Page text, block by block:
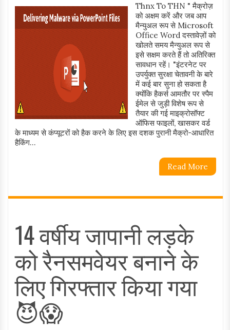
Thnx To THN " मैक्रोज़
को अक्षम करें और जब आप
मैन्युअल रूप से Microsoft
Office Word दस्तावेज़ों को
खोलते समय मैन्युअल रूप से
इसे सक्षम करते हैं तो अतिरिक्त
सावधान रहें। "इंटरनेट पर
उपर्युक्त सुरक्षा चेतावनी के बारे
में कई बार सुना हो सकता है
क्योंकि हैकर्स आमतौर पर स्पैम
ईमेल से जुड़ी विशेष रूप से
तैयार की गई माइक्रोसॉफ्ट
ऑफिस फाइलों, खासकर वर्ड
के माध्यम से कंप्यूटरों को हैक करने के लिए इस दशक पुरानी मैक्रो-आधारित
हैकिंग...
Read More
14 वर्षीय जापानी लड़के
को रैनसमवेयर बनाने के
लिए गिरफ्तार किया गया
😈😱